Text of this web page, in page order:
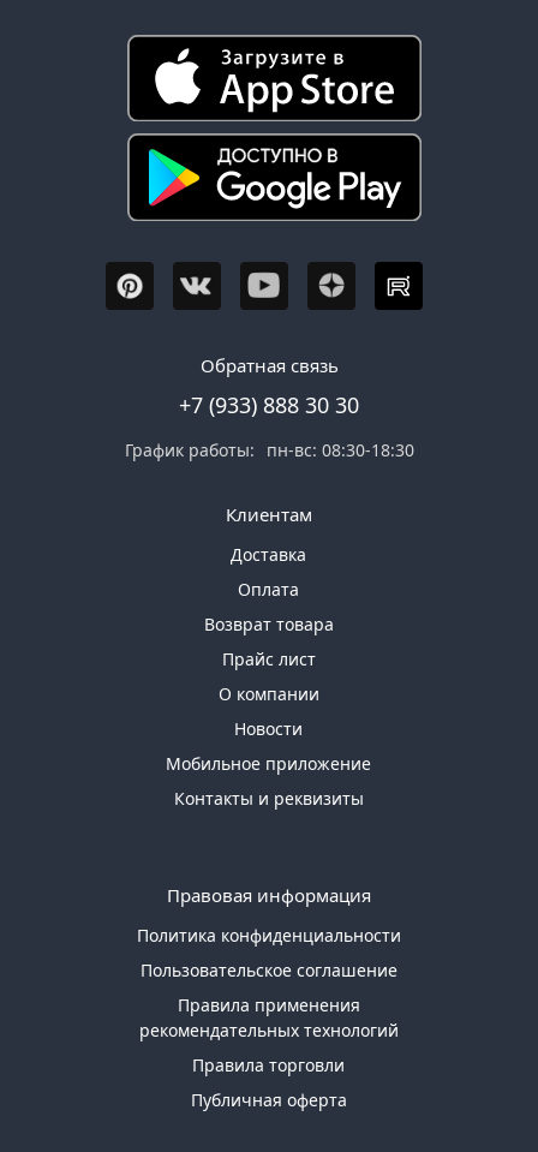
Обратная связь
+7 (933) 888 30 30
График работы: пн-вс: 08:30-18:30
Клиентам
Доставка
Оплата
Возврат товара
Прайс лист
О компании
Новости
Мобильное приложение
Контакты и реквизиты
Правовая информация
Политика конфиденциальности
Пользовательское соглашение
Правила применения
рекомендательных технологий
Правила торговли
Публичная оферта